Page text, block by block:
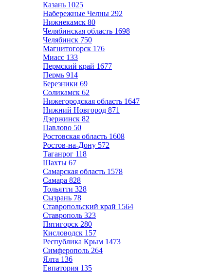
Казань 1025
Набережные Челны 292
Нижнекамск 80
Челябинская область 1698
Челябинск 750
Магнитогорск 176
Миасс 133
Пермский край 1677
Пермь 914
Березники 69
Соликамск 62
Нижегородская область 1647
Нижний Новгород 871
Дзержинск 82
Павлово 50
Ростовская область 1608
Ростов-на-Дону 572
Таганрог 118
Шахты 67
Самарская область 1578
Самара 828
Тольятти 328
Сызрань 78
Ставропольский край 1564
Ставрополь 323
Пятигорск 280
Кисловодск 157
Республика Крым 1473
Симферополь 264
Ялта 136
Евпатория 135